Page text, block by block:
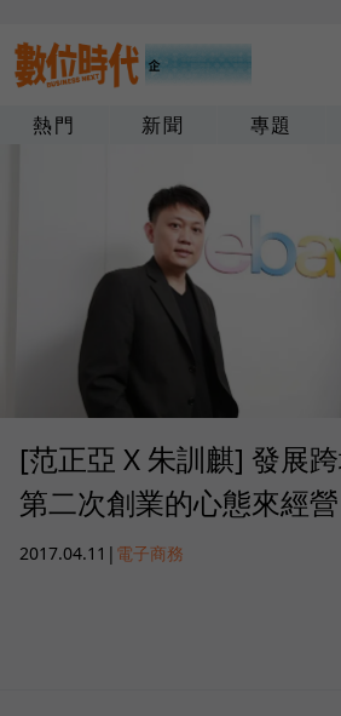
熱門 新聞 專題
[范正亞 X 朱訓麒] 發展
第二次創業的心態來經營
2017.04.11 | 電子商務